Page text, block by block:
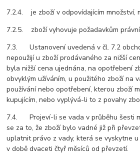
7.2.4. je zboží v odpovídajícím množství,
7.2.5. zboží vyhovuje požadavkům
7.3. Ustanovení uvedená v čl. 7.2
nepoužijí u zboží prodávaného za nižší
byla nižší cena ujednána, na opotřebení
obvyklým užíváním, u použitého zboží na
používání nebo opotřebení, kterou zboží
kupujícím, nebo vyplývá-li to z povahy
7.4. Projeví-li se vada v průběhu šesti
se za to, že zboží bylo vadné již při
uplatnit právo z vady, která se vyskytne
v době dvaceti čtyř měsíců od převzetí.